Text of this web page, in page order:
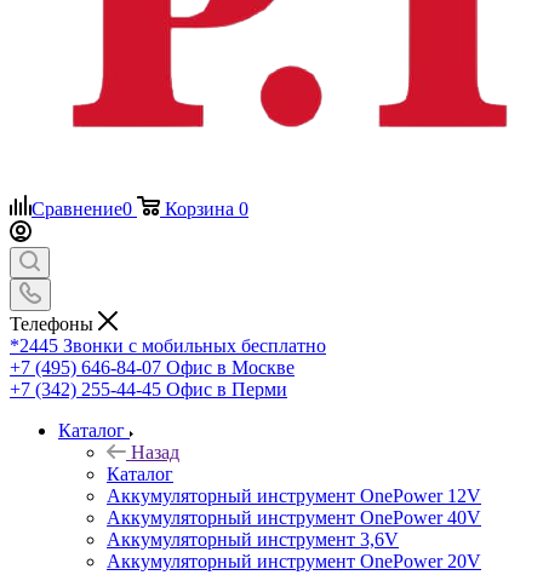
Сравнение0 Корзина 0
Телефоны
*2445 Звонки с мобильных бесплатно
+7 (495) 646-84-07 Офис в Москве
+7 (342) 255-44-45 Офис в Перми
Каталог
Назад
Каталог
Аккумуляторный инструмент OnePower 12V
Аккумуляторный инструмент OnePower 40V
Аккумуляторный инструмент 3,6V
Аккумуляторный инструмент OnePower 20V